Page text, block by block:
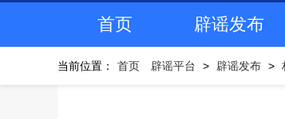
首页 辟谣发布
当前位置： 首页 辟谣平台 > 辟谣发布 >